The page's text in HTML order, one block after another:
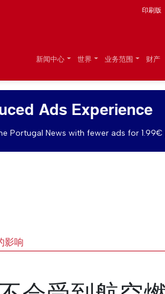
印刷版
新闻中心 世界 业务范围 财产
Ads Experience
Portugal News with fewer ads for
影响